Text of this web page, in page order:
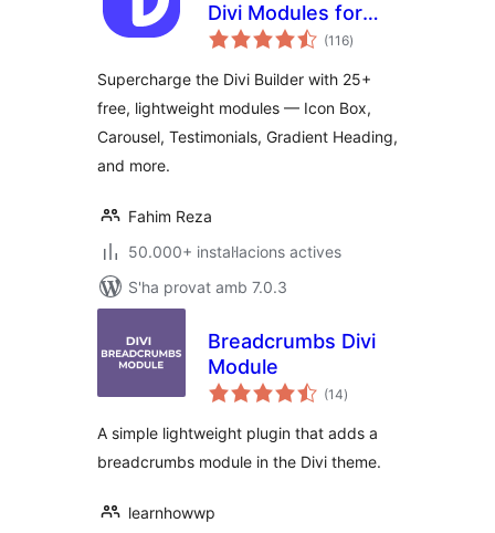
Divi Modules for
the Divi Builder &
(116puntuacions
totals
)
Supercharge the Divi Builder with 25+
free, lightweight modules — Icon Box,
Carousel, Testimonials, Gradient Heading,
and more.
Fahim Reza
50.000+ instal·lacions actives
S'ha provat amb 7.0.3
Breadcrumbs Divi
Module
(14puntuacions
totals
)
A simple lightweight plugin that adds a
breadcrumbs module in the Divi theme.
learnhowwp